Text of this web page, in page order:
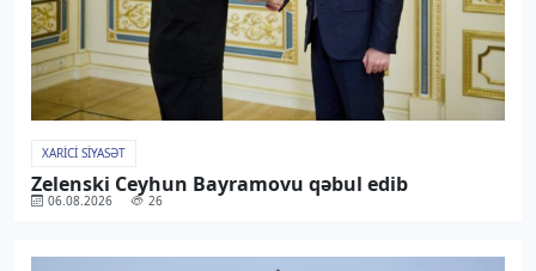
XARICI SIYASƏT
Zelenski Ceyhun Bayramovu qəbul edib
06.08.2026 26